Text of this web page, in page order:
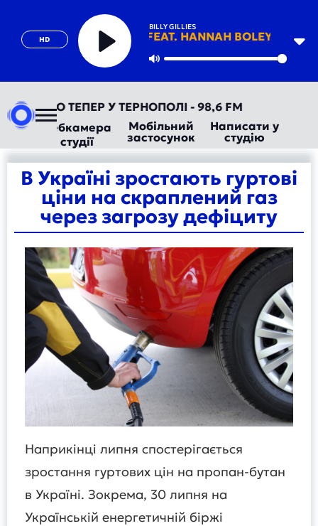
HD
BILLY GILLIES
DNA (LOVING YOU) [FEAT. HANNAH BOLEYN]
Play
ТЕПЕР У ТЕРНОПОЛІ - 98,6 FM
Вебкамера
студії
Мобільний
застосунок
Написати у
студію
В Україні зростають гуртові
ціни на скраплений газ
через загрозу дефіциту
Наприкінці липня спостерігається
зростання гуртових цін на пропан-бутан
в Україні. Зокрема, 30 липня на
Українській енергетичній біржі